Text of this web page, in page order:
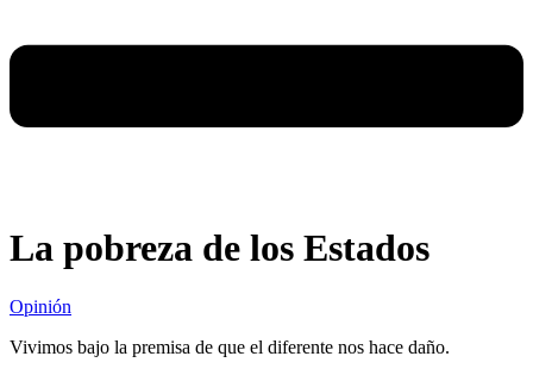
La pobreza de los Estados
Opinión
Vivimos bajo la premisa de que el diferente nos hace daño.